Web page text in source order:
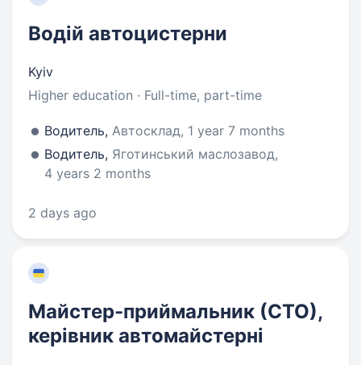
Водій автоцистерни
Kyiv
Higher education · Full-time, part-time
Водитель, Автосклад, 1 year 7 months
Водитель, Яготинський маслозавод,
4 years 2 months
2 days ago
Майстер-приймальник (СТО),
керівник автомайстерні